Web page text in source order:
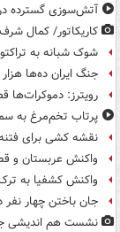
آتش‌سوزی گسترده
کاریکاتور/ کمال
شوک شبانه به
جنگ ایران ده‌ها
رویترز: دموکرات‌ها
پرتاب تخم‌مرغ به
نقشه کشی برای
واکنش عربستان و
واکنش کشفیا به
جان باختن چهار نفر
نشست هم اندیشی